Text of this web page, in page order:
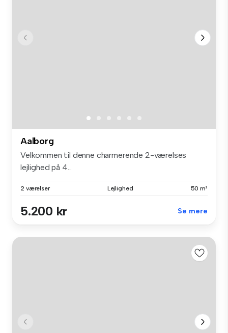
Aalborg
Velkommen til denne charmerende 2-værelses
lejlighed på 4...
2 værelser Lejlighed 50 m²
5.200 kr Se mere